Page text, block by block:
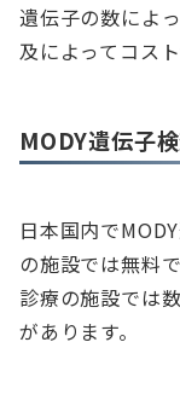
遺伝子の数によ
及によってコス
MODY遺伝子
日本国内で
の施設では無料
診療の施設では
があります。